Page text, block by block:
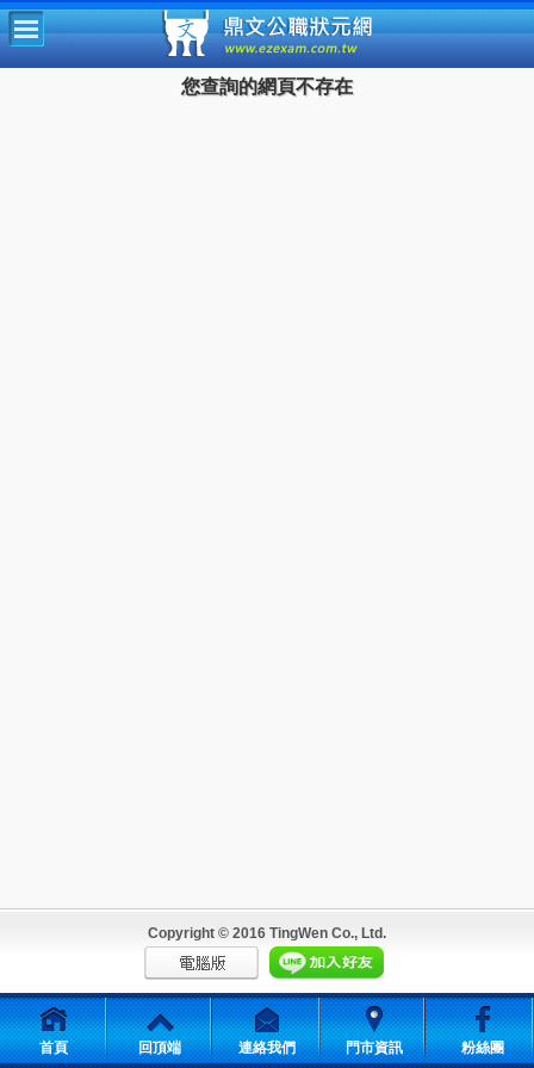
鼎文公
您查詢的網頁不存在
Copyright © 2016 TingWen Co., Ltd.
首頁 回頂端 連絡我們 門市資訊 粉絲團